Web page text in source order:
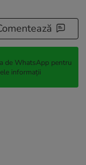
de WhatsApp pentru
informații